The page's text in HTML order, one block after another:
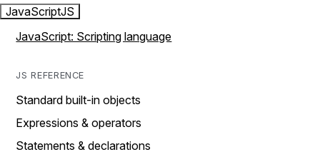
JavaScriptJS
JavaScript: Scripting language
JS REFERENCE
Standard built-in objects
Expressions & operators
Statements & declarations